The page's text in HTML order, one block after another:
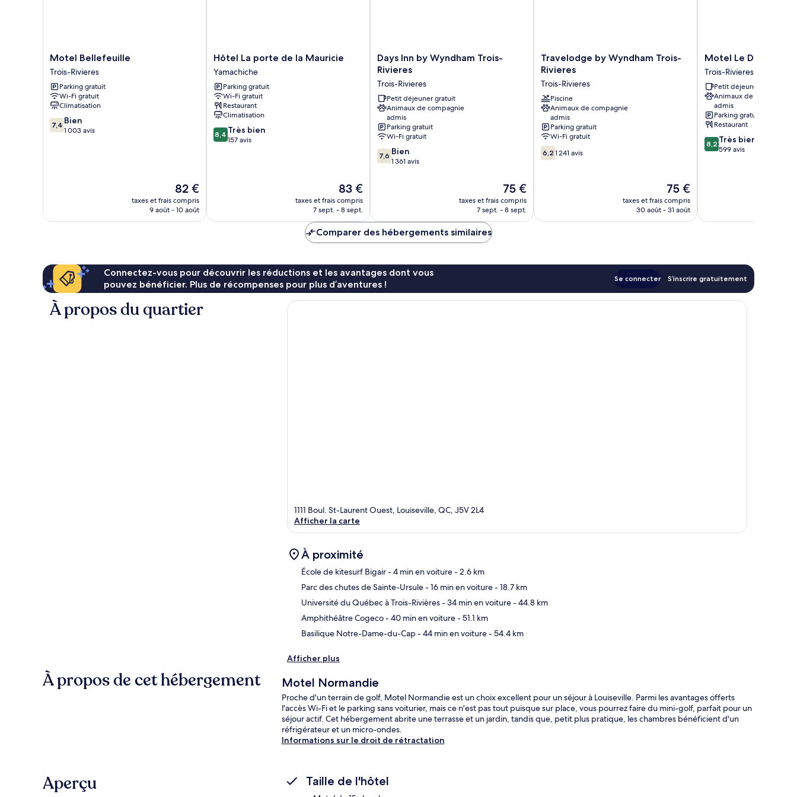
Motel
Bellefeuille
Trois-
Rivieres
Motel Bellefeuille
Trois-Rivieres
Parking gratuit
Wi-Fi gratuit
Climatisation
7.4
sur
7,4 Bien
1 003 avis
Le
nouveau
prix
82 €
taxes et frais compris
9 août - 10 août
Hôtel
La
porte
de
la
Mauricie
Yamachiche
Hôtel La porte de la Mauricie
Yamachiche
Parking gratuit
Wi-Fi gratuit
Restaurant
Climatisation
8.4
sur
8,4 Très bien
157 avis
Le
nouveau
prix
de
83 €
83 €
taxes et frais compris
7 sept. - 8 sept.
Days
Inn
Wyndham
Trois-
Rivieres
Trois-
Rivieres
Days Inn by Wyndham Trois-
Rivieres
Trois-Rivieres
Petit déjeuner gratuit
Animaux de compagnie
admis
Parking gratuit
Wi-Fi gratuit
7.6
sur
7,6 Bien
1 361 avis
Le
nouveau
prix
75 €
taxes et frais compris
7 sept. - 8 sept.
Travelodge
by
Trois-
Rivieres
Trois-
Rivieres
Travelodge by Wyndham Trois-
Rivieres
Trois-Rivieres
Piscine
Animaux de compagnie
admis
Parking gratuit
Wi-Fi gratuit
6.2
sur
6,2 1 241 avis
Le
nouveau
prix
75 €
taxes et frais compris
30 août - 31 août
Motel
Le
Deauville
Trois-
Rivieres
Motel Le Deauville
Trois-Rivieres
Petit déjeuner gratuit
Animaux de compagnie
admis
Parking gratuit
Restaurant
8.2
sur
8,2 Très bien
599 avis
Comparer des hébergements similaires
Connectez-vous pour découvrir les réductions et les avantages dont vous
pouvez bénéficier. Plus de récompenses pour plus d’aventures !
Se connecter S’inscrire gratuitement
À propos du quartier
Carte
1111 Boul. St-Laurent Ouest, Louiseville, QC, J5V 2L4
Afficher la carte
À proximité
École de kitesurf Bigair- 4 min en voiture- 2.6 km
Parc des chutes de Sainte-Ursule- 16 min en voiture- 18.7 km
Université du Québec à Trois-Rivières- 34 min en voiture- 44.8 km
Amphithéâtre Cogeco- 40 min en voiture- 51.1 km
Basilique Notre-Dame-du-Cap- 44 min en voiture- 54.4 km
Afficher plus
À propos de cet hébergement Motel Normandie
Proche d'un terrain de golf, Motel Normandie est un choix excellent pour un séjour à Louiseville. Parmi les avantages offerts
l'accès Wi-Fi et le parking sans voiturier, mais ce n'est pas tout puisque sur place, vous pourrez faire du mini-golf, parfait pour un
séjour actif. Cet hébergement abrite une terrasse et un jardin, tandis que, petit plus pratique, les chambres bénéficient d'un
réfrigérateur et un micro-ondes.
Informations sur le droit de rétractation
Aperçu Taille de l'hôtel